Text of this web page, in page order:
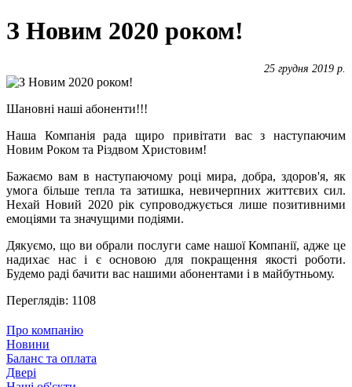
З Новим 2020 роком!
25 грудня 2019 р.
Шановні наші абоненти!!!
Наша Компанія рада щиро привітати вас з наступаючим
Новим Роком та Різдвом Христовим!
Бажаємо вам в наступаючому році мира, добра, здоров'я, як
умога більше тепла та затишка, невичерпних життєвих сил.
Нехай Новий 2020 рік супроводжується лише позитивними
емоціями та значущими подіями.
Дякуємо, що ви обрали послуги саме нашої Компанії, адже це
надихає нас і є основою для покращення якості роботи.
Будемо раді бачити вас нашими абонентами і в майбутньому.
Переглядів: 1108
Про компанію
Новини
Баланс та оплата
Двері